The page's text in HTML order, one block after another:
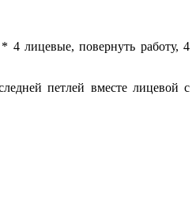
лицевые, повернуть работу, 4
петлей вместе лицевой с